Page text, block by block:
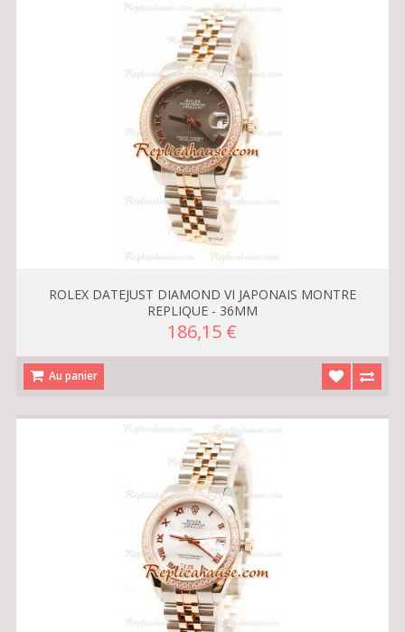
ROLEX DATEJUST DIAMOND VI JAPONAIS MONTRE
REPLIQUE - 36MM
186,15 €
Au panier